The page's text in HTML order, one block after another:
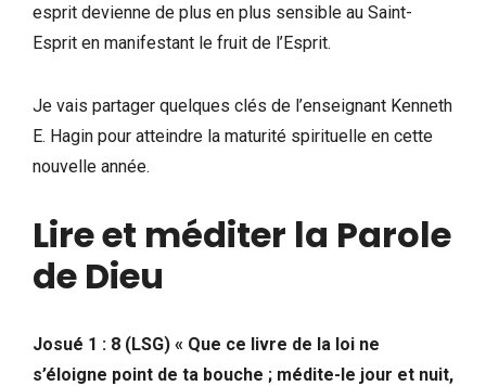
esprit devienne de plus en plus sensible au Saint-
Esprit en manifestant le fruit de l’Esprit.
Je vais partager quelques clés de l’enseignant Kenneth
E. Hagin pour atteindre la maturité spirituelle en cette
nouvelle année.
Lire et méditer la Parole
de Dieu
Josué 1 : 8 (LSG) « Que ce livre de la loi ne
s’éloigne point de ta bouche ; médite-le jour et nuit,